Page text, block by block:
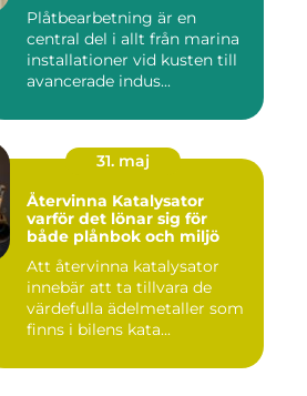
Plåtbearbetning är en
central del i allt från marina
installationer vid kusten till
avancerade indus...
31. maj
Återvinna Katalysator
varför det lönar sig för
både plånbok och miljö
Att återvinna katalysator
innebär att ta tillvara de
värdefulla ädelmetaller som
finns i bilens kata...